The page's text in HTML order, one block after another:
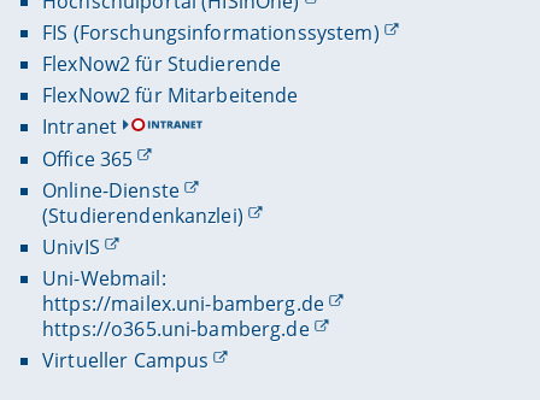
FIS (Forschungsinformationssystem)
FlexNow2 für Studierende
FlexNow2 für Mitarbeitende
Intranet
Office 365
Online-Dienste
(Studierendenkanzlei)
UnivIS
Uni-Webmail:
https://mailex.uni-bamberg.de
https://o365.uni-bamberg.de
Virtueller Campus